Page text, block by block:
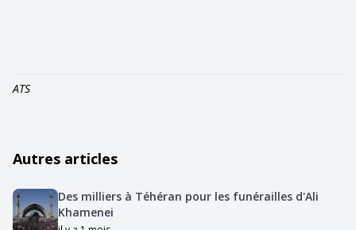
ATS
Autres articles
Des milliers à Téhéran pour les funérailles d'Ali
Khamenei